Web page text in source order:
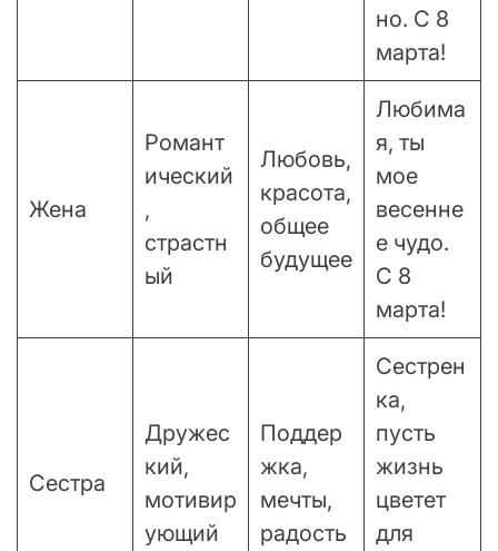
но. С 8
марта!
Жена
Романт
ический
,
страстн
ый
Любовь,
красота,
общее
будущее
Любима
я, ты
мое
весенне
е чудо.
С 8
марта!
Сестра
Дружес
кий,
мотивир
ующий
Поддер
жка,
мечты,
радость
Сестрен
ка,
пусть
жизнь
цветет
для